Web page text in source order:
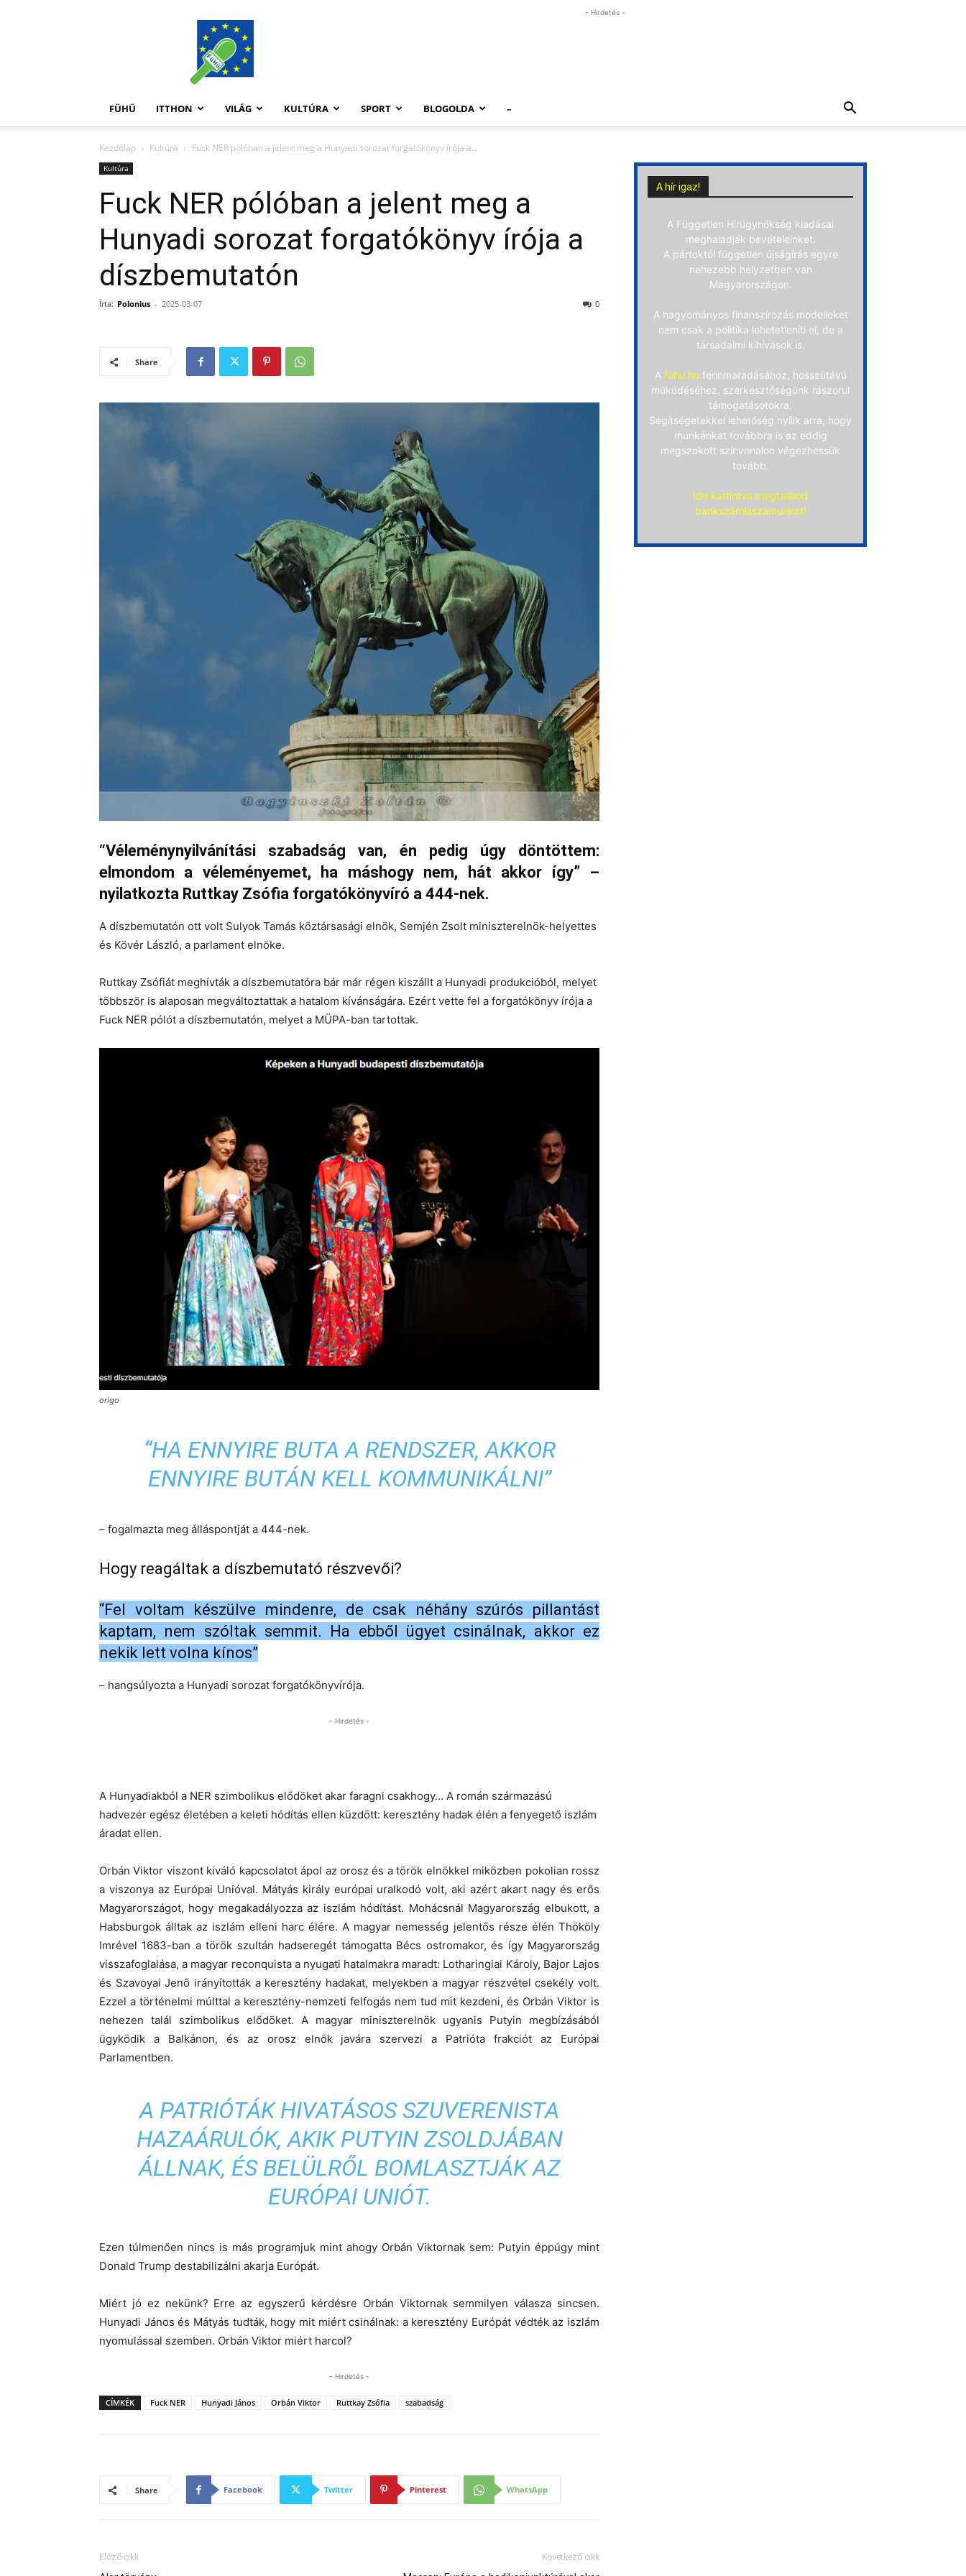
FüHü
- Hirdetés -
FÜHÜ ITTHON VILÁG KULTÚRA SPORT BLOGOLDA –
Kezdőlap Kultúra Fuck NER pólóban a jelent meg a Hunyadi sorozat forgatókönyv írója a...
Kultúra
Fuck NER pólóban a jelent meg a
Hunyadi sorozat forgatókönyv írója a
díszbemutatón
Írta: Polonius - 2025-03-07 0
Share
“Véleménynyilvánítási szabadság van, én pedig úgy döntöttem:
elmondom a véleményemet, ha máshogy nem, hát akkor így” –
nyilatkozta Ruttkay Zsófia forgatókönyvíró a 444-nek.
A díszbemutatón ott volt Sulyok Tamás köztársasági elnök, Semjén Zsolt miniszterelnök-helyettes
és Kövér László, a parlament elnöke.
Ruttkay Zsófiát meghívták a díszbemutatóra bár már régen kiszállt a Hunyadi produkcióból, melyet
többször is alaposan megváltoztattak a hatalom kívánságára. Ezért vette fel a forgatókönyv írója a
Fuck NER pólót a díszbemutatón, melyet a MÜPA-ban tartottak.
origo
“HA ENNYIRE BUTA A RENDSZER, AKKOR
ENNYIRE BUTÁN KELL KOMMUNIKÁLNI”
– fogalmazta meg álláspontját a 444-nek.
Hogy reagáltak a díszbemutató részvevői?
“Fel voltam készülve mindenre, de csak néhány szúrós pillantást
kaptam, nem szóltak semmit. Ha ebből ügyet csinálnak, akkor ez
nekik lett volna kínos”
– hangsúlyozta a Hunyadi sorozat forgatókönyvírója.
- Hirdetés -
A Hunyadiakból a NER szimbolikus elődöket akar faragni csakhogy… A román származású
hadvezér egész életében a keleti hódítás ellen küzdött: keresztény hadak élén a fenyegető iszlám
áradat ellen.
Orbán Viktor viszont kiváló kapcsolatot ápol az orosz és a török elnökkel miközben pokolian rossz
a viszonya az Európai Unióval. Mátyás király európai uralkodó volt, aki azért akart nagy és erős
Magyarországot, hogy megakadályozza az iszlám hódítást. Mohácsnál Magyarország elbukott, a
Habsburgok álltak az iszlám elleni harc élére. A magyar nemesség jelentős része élén Thököly
Imrével 1683-ban a török szultán hadseregét támogatta Bécs ostromakor, és így Magyarország
visszafoglalása, a magyar reconquista a nyugati hatalmakra maradt: Lotharingiai Károly, Bajor Lajos
és Szavoyai Jenő irányították a keresztény hadakat, melyekben a magyar részvétel csekély volt.
Ezzel a történelmi múlttal a keresztény-nemzeti felfogás nem tud mit kezdeni, és Orbán Viktor is
nehezen talál szimbolikus elődöket. A magyar miniszterelnök ugyanis Putyin megbízásából
ügyködik a Balkánon, és az orosz elnök javára szervezi a Patrióta frakciót az Európai
Parlamentben.
A PATRIÓTÁK HIVATÁSOS SZUVERENISTA
HAZAÁRULÓK, AKIK PUTYIN ZSOLDJÁBAN
ÁLLNAK, ÉS BELÜLRŐL BOMLASZTJÁK AZ
EURÓPAI UNIÓT.
Ezen túlmenően nincs is más programjuk mint ahogy Orbán Viktornak sem: Putyin éppúgy mint
Donald Trump destabilizálni akarja Európát.
Miért jó ez nekünk? Erre az egyszerű kérdésre Orbán Viktornak semmilyen válasza sincsen.
Hunyadi János és Mátyás tudták, hogy mit miért csinálnak: a keresztény Európát védték az iszlám
nyomulással szemben. Orbán Viktor miért harcol?
- Hirdetés -
CÍMKÉK Fuck NER Hunyadi János Orbán Viktor Ruttkay Zsófia szabadság
Share Facebook Twitter Pinterest WhatsApp
Előző cikk Következő cikk
A hír igaz!
A Független Hírügynökség kiadásai
meghaladják bevételeinket.
A pártoktól független újságírás egyre
nehezebb helyzetben van
Magyarországon.
A hagyományos finanszírozás modelleket
nem csak a politika lehetetleníti el, de a
társadalmi kihívások is.
A fuhu.hu fennmaradásához, hosszútávú
működéséhez, szerkesztőségünk rászorul
támogatásotokra.
Segítségetekkel lehetőség nyílik arra, hogy
munkánkat továbbra is az eddig
megszokott színvonalon végezhessük
tovább.
Ide kattintva megtalálod
bankszámlaszámunkat!